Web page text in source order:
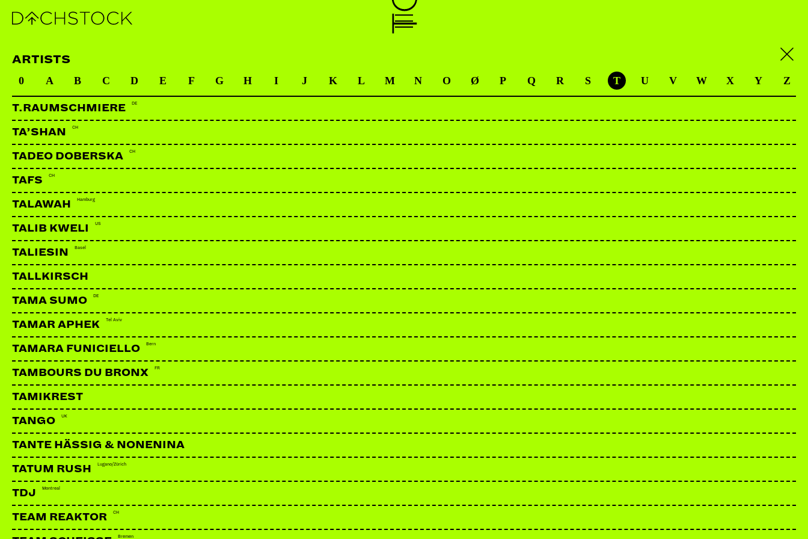
DJ AFROLOTUS
ARTISTS
0
A B C D E F G H I J K L M N O Ø P Q R S T U V W X Y Z
T.RAUMSCHMIERE DE
TA’SHAN CH
TADEO DOBERSKA CH
TAFS CH
TALAWAH Hamburg
TALIB KWELI US
TALIESIN Basel
TALLKIRSCH
TAMA SUMO DE
TAMAR APHEK Tel Aviv
TAMARA FUNICIELLO Bern
TAMBOURS DU BRONX FR
TAMIKREST
TANGO UK
TANTE HÄSSIG & NONENINA
TATUM RUSH Lugano/Zürich
TDJ Montreal
TEAM REAKTOR CH
Bremen